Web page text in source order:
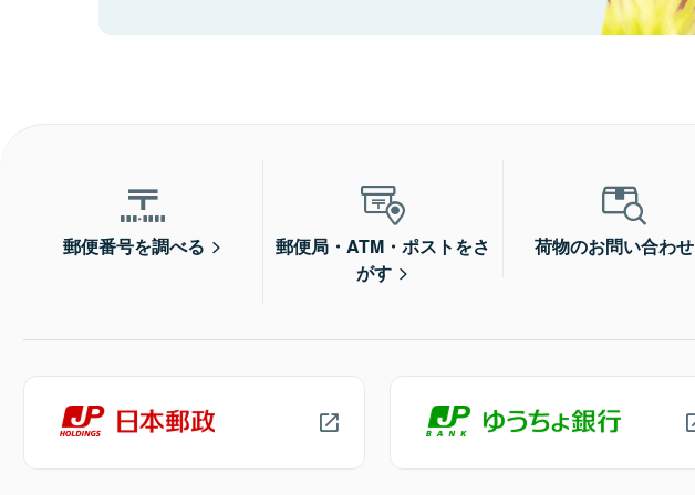
郵便番号を調べる
郵便局・ATM・ポストをさ
がす
荷物のお問い合わせ